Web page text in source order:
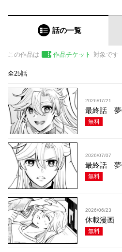
話の一覧
この作品は 作品チケット 対象です
全25話
2026/07/21
最終話
無料
2026/07/07
最終話
無料
2026/06/23
休載漫画
無料